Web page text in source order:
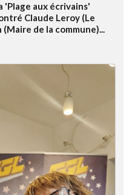
'Plage aux écrivains'
Claude Leroy (Le
de la commune)...